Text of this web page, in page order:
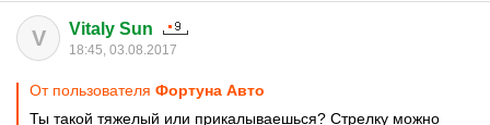
V Vitaly Sun
18:45, 03.08.2017
От пользователя Фортуна Авто
Ты такой тяжелый или прикалываешься? Стрелку можно